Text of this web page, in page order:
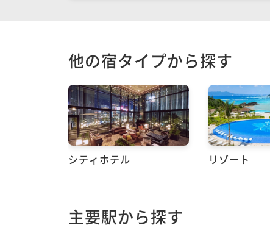
他の宿タイプから探す
シティホテル リゾート
主要駅から探す